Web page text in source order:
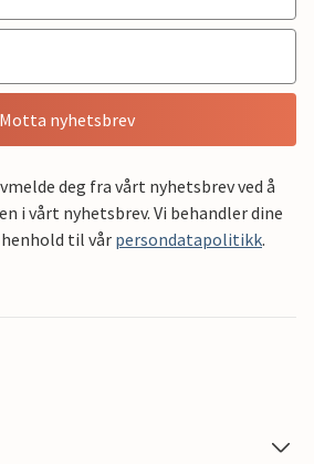
Motta nyhetsbrev
deg fra vårt nyhetsbrev ved å
i vårt nyhetsbrev. Vi behandler dine
til vår persondatapolitikk.